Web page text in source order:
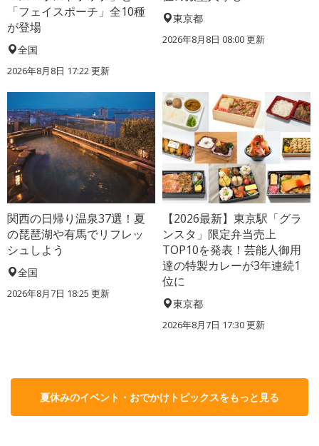
「フェイスポーチ」全10種
が登場
全国
2026年8月8日 17:22更新
東京都
2026年8月8日 08:00更新
関西の日帰り温泉37選！夏
の琵琶湖や有馬でリフレッ
シュしよう
全国
2026年8月7日 18:25 更新
【2026最新】東京駅「グラ
ンスタ」限定弁当売上
TOP10を発表！芸能人御用
達の特製カレーが3年連続1
位に
東京都
2026年8月7日 17:30更新
夏休みのイベント・おでかけトピックスをもっと見る